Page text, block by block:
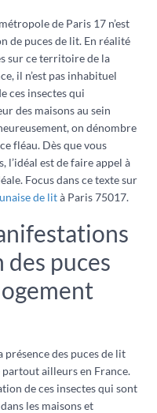
de Paris 17 n’est
de puces de lit. En réalité
sur ce territoire de la
il n’est pas inhabituel
ces insectes qui
des maisons au sein
on dénombre
fléau. Dès que vous
l’idéal est de faire appel à
Focus dans ce texte sur
de lità Paris 75017.
puces
des puces de lit
ailleurs en France.
de ces insectes qui sont
les maisons et